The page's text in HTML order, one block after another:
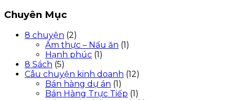
Chuyên Mục
8 chuyện (2)
Ẩm thực – Nấu ăn (1)
Hạnh phúc (1)
8 Sách (5)
Câu chuyện kinh doanh (12)
Bán hàng dự án (1)
Bán Hàng Trực Tiếp (1)